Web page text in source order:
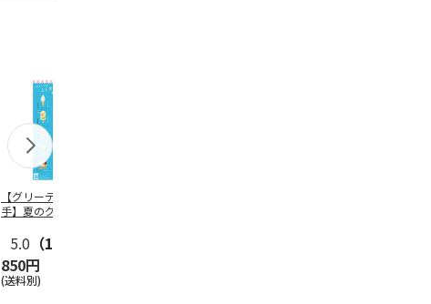
【グリーティング切
手】夏のグリーティ
5.0 （10）
850円
(送料別)